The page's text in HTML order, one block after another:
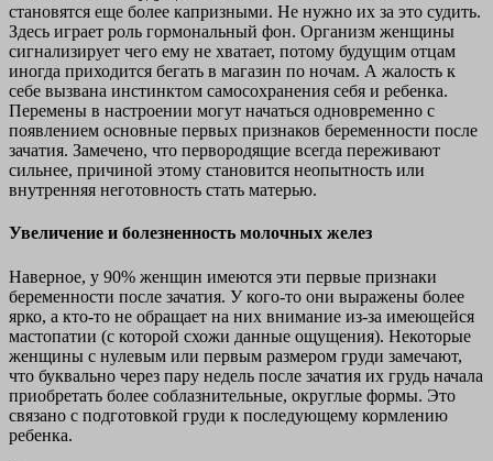
становятся еще более капризными. Не нужно их за это судить.
Здесь играет роль гормональный фон. Организм женщины
сигнализирует чего ему не хватает, потому будущим отцам
иногда приходится бегать в магазин по ночам. А жалость к
себе вызвана инстинктом самосохранения себя и ребенка.
Перемены в настроении могут начаться одновременно с
появлением основные первых признаков беременности после
зачатия. Замечено, что первородящие всегда переживают
сильнее, причиной этому становится неопытность или
внутренняя неготовность стать матерью.
Увеличение и болезненность молочных желез
Наверное, у 90% женщин имеются эти первые признаки
беременности после зачатия. У кого-то они выражены более
ярко, а кто-то не обращает на них внимание из-за имеющейся
мастопатии (с которой схожи данные ощущения). Некоторые
женщины с нулевым или первым размером груди замечают,
что буквально через пару недель после зачатия их грудь начала
приобретать более соблазнительные, округлые формы. Это
связано с подготовкой груди к последующему кормлению
ребенка.